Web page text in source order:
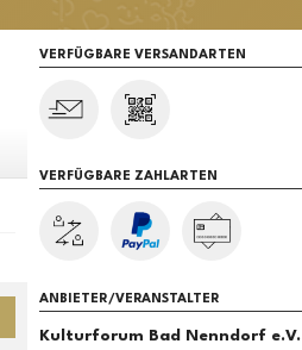
VERFÜGBARE VERSANDARTEN
VERFÜGBARE ZAHLARTEN
ANBIETER/VERANSTALTER
Kulturforum Bad Nenndorf e.V.